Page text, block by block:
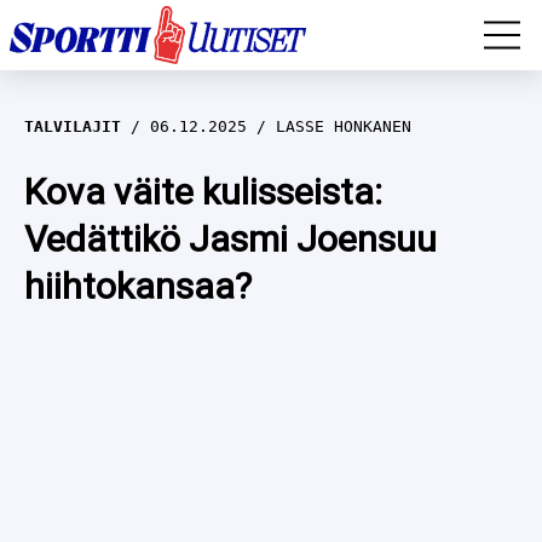
EM-YLEISURHEILU
JÄÄKIEKKO
YLEISURHEILU
WILMA HELTELÄ
TALVILAJIT
TALVILAJIT 06.12.2025 LASSE HONKANEN
Kova väite kulisseista:
Vedättikö Jasmi Joensuu
hiihtokansaa?